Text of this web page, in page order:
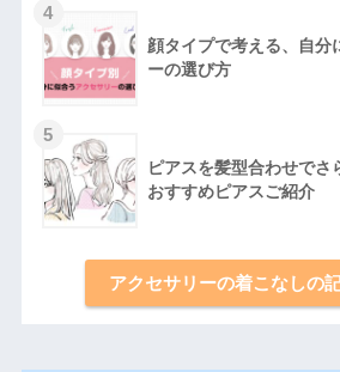
4
顔タイプで考える、自分
ーの選び方
5
ピアスを髪型合わせでさ
おすすめピアスご紹介
アクセサリーの着こなしの